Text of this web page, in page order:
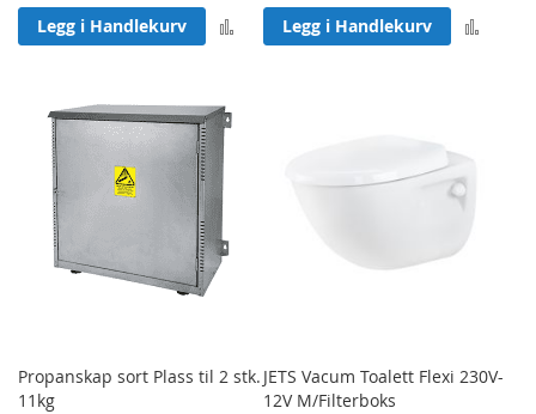
Legg i Handlekurv Legg til sammenligning
Legg i Handlekurv
Propanskap sort Plass til 2 stk.
11kg
JETS Vacum Toalett Flexi 230V-
12V M/Filterboks